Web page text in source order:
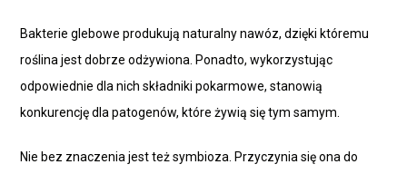
Bakterie glebowe produkują naturalny nawóz, dzięki któremu
roślina jest dobrze odżywiona. Ponadto, wykorzystując
odpowiednie dla nich składniki pokarmowe, stanowią
konkurencję dla patogenów, które żywią się tym samym.
Nie bez znaczenia jest też symbioza. Przyczynia się ona do